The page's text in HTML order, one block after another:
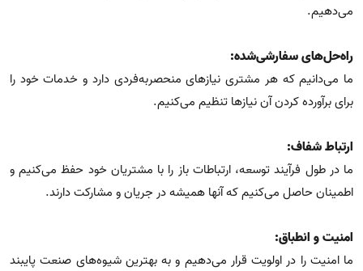
می‌دهیم.
راه‌حل‌های سفارشی‌شده:
ما می‌دانیم که هر مشتری نیازهای منحصربه‌فردی دارد و خدمات خود را
برای برآورده کردن آن نیازها تنظیم می‌کنیم.
ارتباط شفاف:
ما در طول فرآیند توسعه، ارتباطات باز را با مشتریان خود حفظ می‌کنیم و
اطمینان حاصل می‌کنیم که آنها همیشه در جریان و مشارکت دارند.
امنیت و انطباق:
ما امنیت را در اولویت قرار می‌دهیم و به بهترین شیوه‌های صنعت پایبند